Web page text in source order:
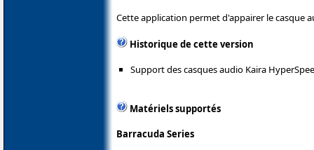
Cette application permet d'appairer le casque
Historique de cette version
Support des casques audio Kaira
Matériels supportés
Barracuda Series